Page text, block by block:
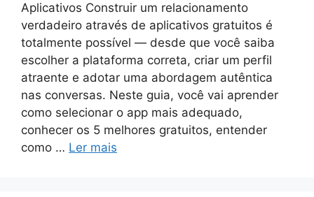
Aplicativos Construir um relacionamento
verdadeiro através de aplicativos gratuitos é
totalmente possível — desde que você saiba
escolher a plataforma correta, criar um perfil
atraente e adotar uma abordagem autêntica
nas conversas. Neste guia, você vai aprender
como selecionar o app mais adequado,
conhecer os 5 melhores gratuitos, entender
como … Ler mais